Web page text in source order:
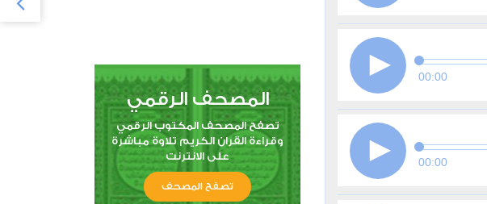
00:00
00:00
المصحف الرقمي
تصفح المصحف المكتوب الرقمي
وقراءة القران الكريم تلاوة مباشرة
على الانترنت
تصفح المصحف